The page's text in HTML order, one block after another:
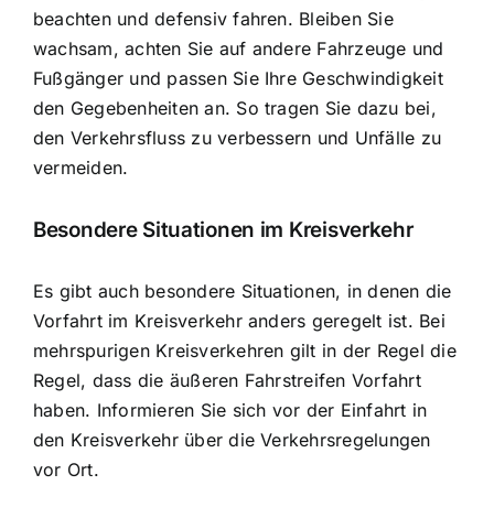
beachten und defensiv fahren. Bleiben Sie
wachsam, achten Sie auf andere Fahrzeuge und
Fußgänger und passen Sie Ihre Geschwindigkeit
den Gegebenheiten an. So tragen Sie dazu bei,
den Verkehrsfluss zu verbessern und Unfälle zu
vermeiden.
Besondere Situationen im Kreisverkehr
Es gibt auch besondere Situationen, in denen die
Vorfahrt im Kreisverkehr anders geregelt ist. Bei
mehrspurigen Kreisverkehren gilt in der Regel die
Regel, dass die äußeren Fahrstreifen Vorfahrt
haben. Informieren Sie sich vor der Einfahrt in
den Kreisverkehr über die Verkehrsregelungen
vor Ort.